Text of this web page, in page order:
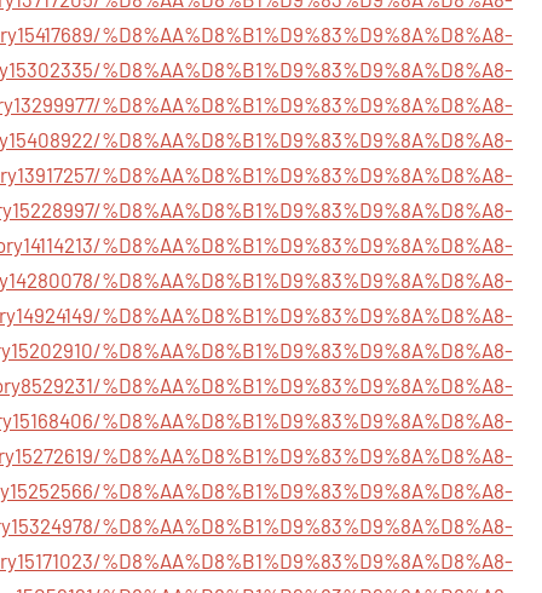
%D8%AA%D8%B1%D9%83%D9%8A%D8%A8-
%D8%AA%D8%B1%D9%83%D9%8A%D8%A8-
%D8%AA%D8%B1%D9%83%D9%8A%D8%A8-
%D8%AA%D8%B1%D9%83%D9%8A%D8%A8-
%D8%AA%D8%B1%D9%83%D9%8A%D8%A8-
%D8%AA%D8%B1%D9%83%D9%8A%D8%A8-
%D8%AA%D8%B1%D9%83%D9%8A%D8%A8-
%D8%AA%D8%B1%D9%83%D9%8A%D8%A8-
%D8%AA%D8%B1%D9%83%D9%8A%D8%A8-
%D8%AA%D8%B1%D9%83%D9%8A%D8%A8-
%D8%AA%D8%B1%D9%83%D9%8A%D8%A8-
%D8%AA%D8%B1%D9%83%D9%8A%D8%A8-
%D8%AA%D8%B1%D9%83%D9%8A%D8%A8-
%D8%AA%D8%B1%D9%83%D9%8A%D8%A8-
%D8%AA%D8%B1%D9%83%D9%8A%D8%A8-
%D8%AA%D8%B1%D9%83%D9%8A%D8%A8-